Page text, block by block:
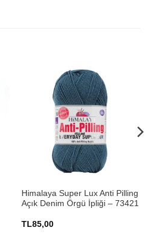
Himalaya Super Lux Anti Pilling
Açık Denim Örgü İpliği – 73421
TL85,00